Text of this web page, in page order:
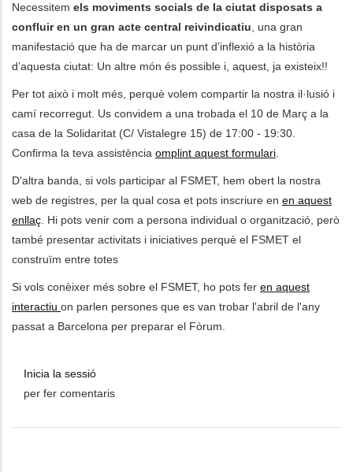
Necessitem els moviments socials de la ciutat disposats a
confluir en un gran acte central reivindicatiu , una gran
manifestació que ha de marcar un punt d’inflexió a la història
d’aquesta ciutat: Un altre món és possible i, aquest, ja existeix!!
Per tot això i molt més, perquè volem compartir la nostra il·lusió i
camí recorregut. Us convidem a una trobada el 10 de Març a la
casa de la Solidaritat (C/ Vistalegre 15) de 17:00 - 19:30.
Confirma la teva assistència omplint aquest formulari
D'altra banda, si vols participar al FSMET, hem obert la nostra
web de registres, per la qual cosa et pots inscriure en en aquest
enllaç . Hi pots venir com a persona individual o organització, però
també presentar activitats i iniciatives perquè el FSMET el
construïm entre totes
Si vols conèixer més sobre el FSMET, ho pots fer en aquest
interactiu on parlen persones que es van trobar l'abril de l'any
passat a Barcelona per preparar el Fòrum.
Inicia la sessió
per fer comentaris